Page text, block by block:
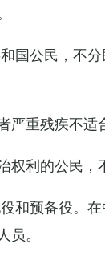
国公民，不
严重残疾不适
权利的公民，
和预备役。
。